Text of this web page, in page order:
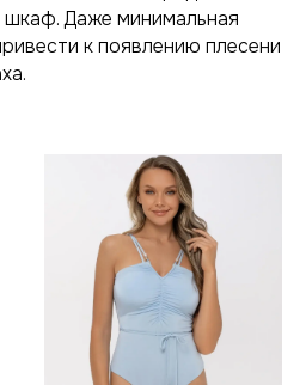
шкаф. Даже минимальная
к появлению плесени